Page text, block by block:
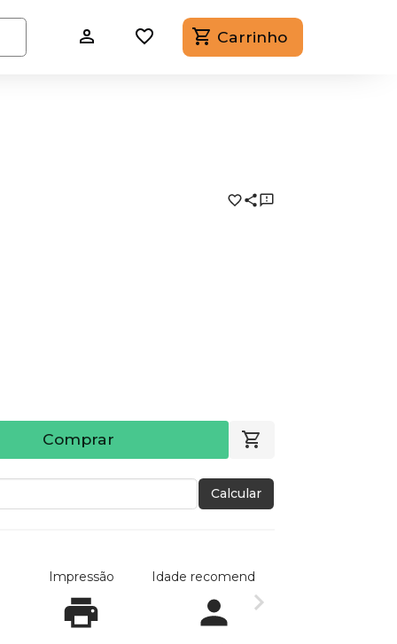
Carrinho
Comprar
Calcular
Impressão Idade recomendada